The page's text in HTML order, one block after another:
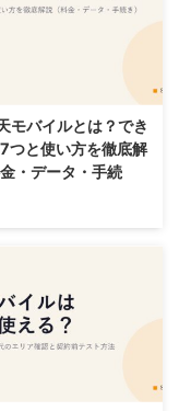
モバイルとは？でき
つと使い方を徹底解
・データ・手続
バイルとは？（アプリ
使えるマイページ）な
・注意点を詳しく説明し